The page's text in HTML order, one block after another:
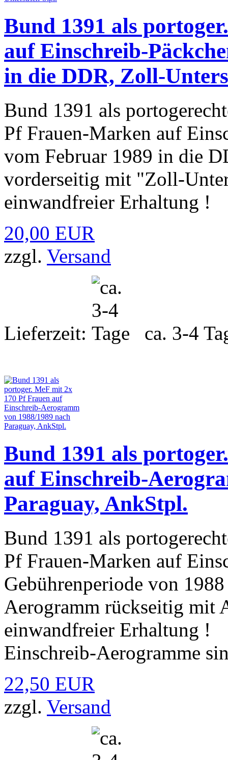
Bund 1391 als
auf Einschreib-
in die DDR, Zoll-
Bund 1391 als
Pf Frauen-Marken auf
vom Februar 1989 in die
vorderseitig mit "Zoll-
einwandfreier Erhaltung !
20,00 EUR
zzgl. Versand
Lieferzeit: ca. 3-4
Bund 1391 als
auf Einschreib-
Paraguay, AnkStpl.
Bund 1391 als
Pf Frauen-Marken auf
Gebührenperiode von
Aerogramm rückseitig mit
einwandfreier Erhaltung !
Einschreib-Aerogramme
22,50 EUR
zzgl. Versand